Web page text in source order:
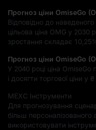
Прогноз ціни OmiseGo
Відповідно до
цільова ціна OMG у 2030
зростання складає
Прогноз ціни OmiseGo
У 2040 році ціна
і досягти торгової ціни у ₴
MEXC Інструменти
Для прогнозування
більш персоналізованого
використовувати